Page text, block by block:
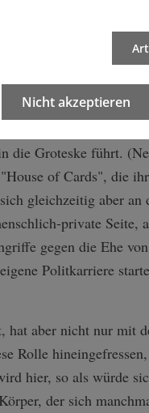
vor seinem Helden,
Er bringt ihn
Polit-Monstern
Einschübe lässt der
die Groteske führt.
of Cards", die
gleichzeitig aber an
private Seite,
gegen die Ehe
Politkarriere
aber nicht nur mit
Rolle
hier, so als würde
der sich
Nicht akzeptieren